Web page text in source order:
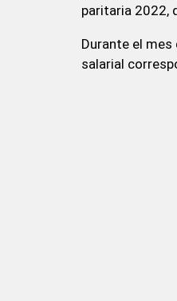
paritaria 2022,
Durante el
salarial